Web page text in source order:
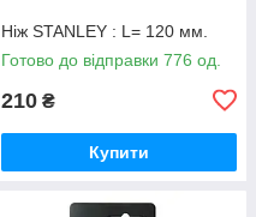
Ніж STANLEY : L= 120 мм.
Готово до відправки 776 од.
210 ₴
Купити